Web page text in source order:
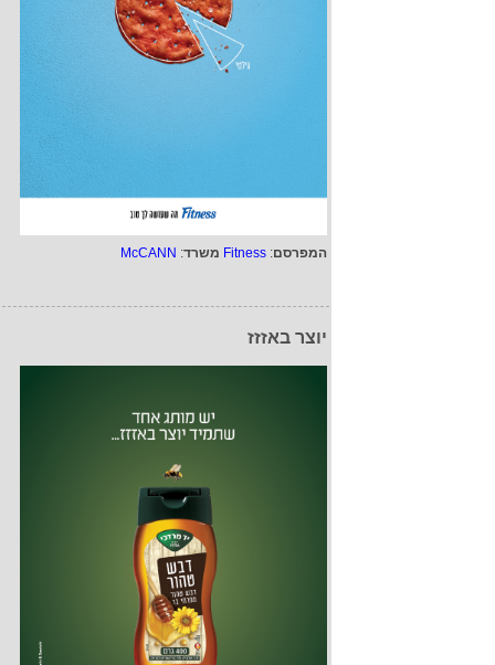
המפרסם:
Fitness משרד:
McCANN
יוצר באזזז